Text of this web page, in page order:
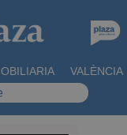
VALÈNCIA